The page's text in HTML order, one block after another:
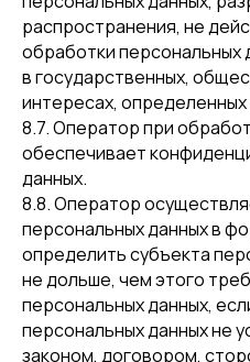
распространения, не
обработки персональных
в государственных,
интересах,
8.7. Оператор при
обеспечивает
данных.
8.8. Оператор
персональных данных в
определить субъекта
не дольше, чем этого
персональных данных,
персональных данных не
законом, договором,